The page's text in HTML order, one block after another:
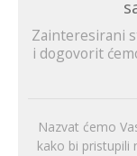
Zainteresirani
i dogovorit
Nazvat ćemo
kako bi pristupili